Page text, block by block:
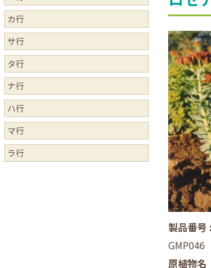
製品番号 :
GMP046
原植物名
カ行
サ行
タ行
ナ行
ハ行
マ行
ラ行